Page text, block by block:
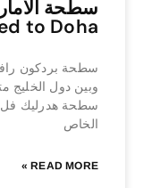
to Doha
سطحة بردكون
وبين دول الخليج
سطحة هدرليك فل
الخاص
READ MORE »